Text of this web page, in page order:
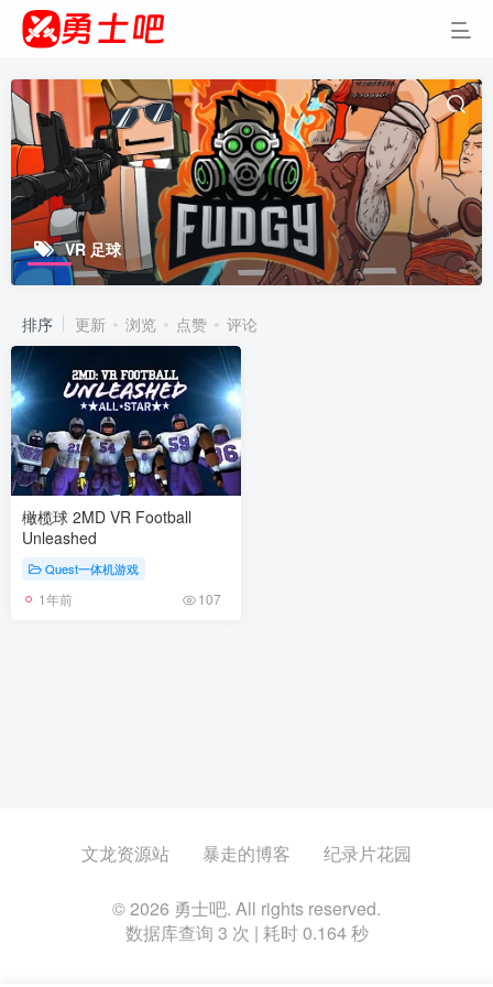
VR 足球
排序 更新 浏览 点赞 评论
橄榄球 2MD VR Football
Unleashed
Quest一体机游戏
1年前 107
文龙资源站 暴走的博客 纪录片花园
© 2026 勇士吧. All rights reserved.
数据库查询 3 次 | 耗时 0.164 秒